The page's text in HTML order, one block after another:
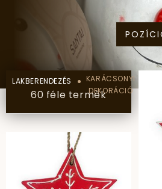
LAKBERENDEZÉS
KARÁCSONYI
DEKORÁCIÓ
60 féle termék